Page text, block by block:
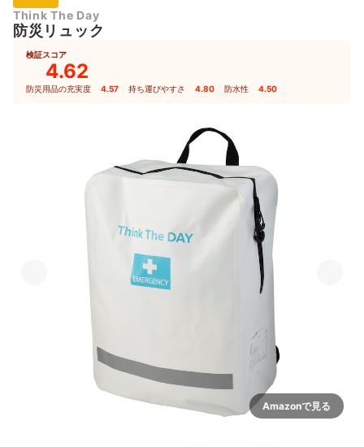
Think The Day
防災リュック
検証スコア
4.62
防災用品の充実度 4.57 持ち運びやすさ 4.80 防水性 4.50
Amazonで見る